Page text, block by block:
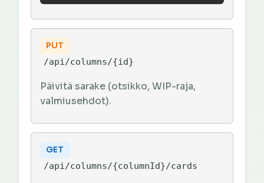
PUT
/api/columns/{id}
Päivitä sarake (otsikko, WIP-raja,
valmiusehdot).
GET
/api/columns/{columnId}/cards